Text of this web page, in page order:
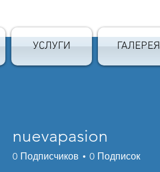
УСЛУГИ ГАЛЕРЕЯ
nuevapasion
0 Подписчиков 0 Подписок